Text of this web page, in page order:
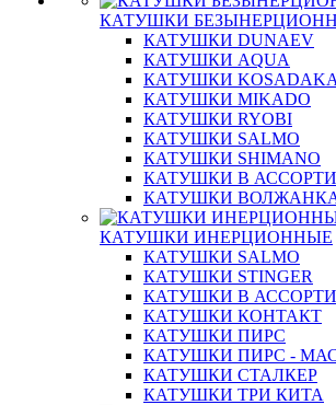
КАТУШКИ
КАТУШКИ DUNAEV
КАТУШКИ AQUA
КАТУШКИ KOSADAKA
КАТУШКИ MIKADO
КАТУШКИ RYOBI
КАТУШКИ SALMO
КАТУШКИ SHIMANO
КАТУШКИ В
КАТУШКИ
КАТУШКИ ИНЕРЦИОННЫЕ
КАТУШКИ SALMO
КАТУШКИ STINGER
КАТУШКИ В
КАТУШКИ КОНТАКТ
КАТУШКИ ПИРС
КАТУШКИ ПИРС -
КАТУШКИ СТАЛКЕР
КАТУШКИ ТРИ КИТА